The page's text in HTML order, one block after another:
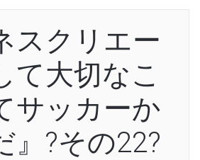
スクリエー
て大切なこ
サッカーか
』?その22?